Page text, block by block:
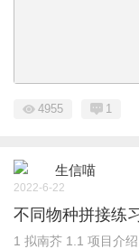
4955 1
生信喵
2022-6-22
不同物种拼接练
1 拟南芥 1.1 项目介